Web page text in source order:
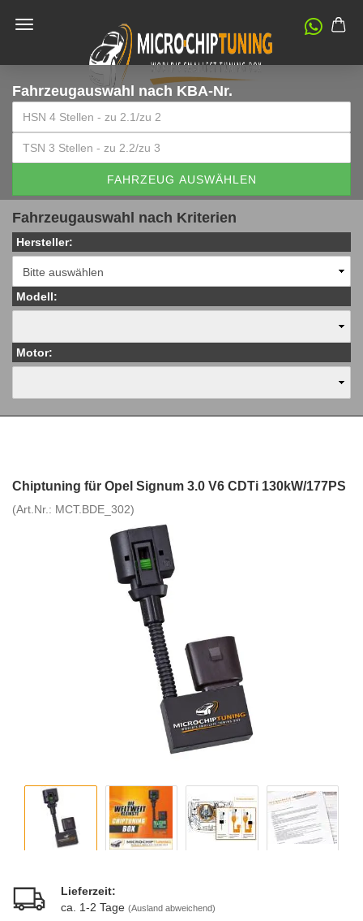
Fahrzeugauswahl nach KBA-Nr.
FAHRZEUG AUSWÄHLEN
Fahrzeugauswahl nach Kriterien
Hersteller:
Modell:
Motor:
Chiptuning für Opel Signum 3.0 V6 CDTi 130kW/177PS
(Art.Nr.: MCT.BDE_302)
Lieferzeit:
ca. 1-2 Tage (Ausland abweichend)